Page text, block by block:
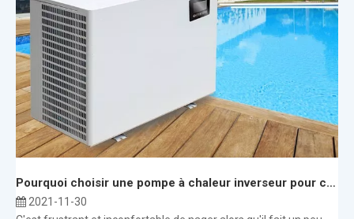
Pourquoi choisir une pompe à chaleur inverseur pour chauffer votre piscine ?
2021-11-30